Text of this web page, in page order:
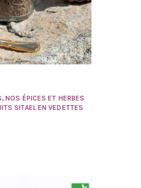
,NOS ÉPICES ET HERBES
SITAEL EN VEDETTES